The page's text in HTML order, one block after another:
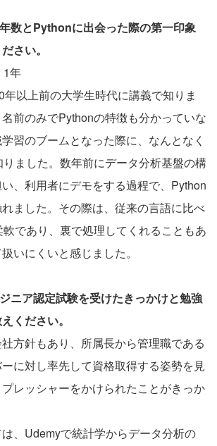
数とPythonに出会った際の第一印象
さい。
1年
以上前の大学生時代に講義で知りま
前のみでPythonの特徴も分かっていな
習のブームとなった際に、なんとなく
ました。数年前にデータ分析基盤の構
、利用者にデモをする過程で、Python
ました。その際は、従来の言語に比べ
であり、裏で処理してくれることもあ
いにくいと感じました。
ニア認定試験を受けたきっかけと勉強
ください。
方針もあり、所属長から管理職である
に対し率先して資格取得する姿勢を見
レッシャーをかけられたことがきっか
、Udemyで統計学からデータ分析の